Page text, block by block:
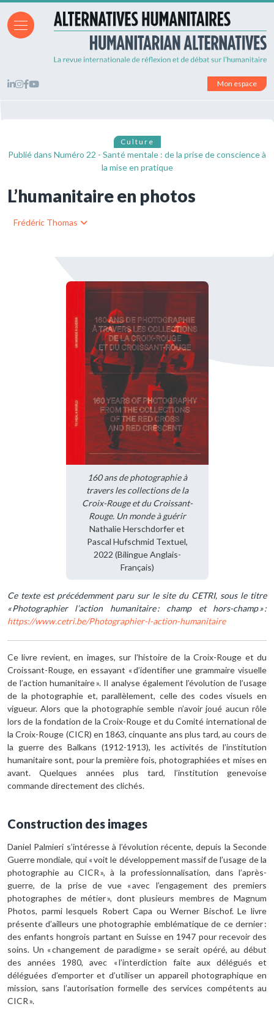
Mon espace
Culture
Publié dans Numéro 22 - Santé mentale : de la prise de conscience à
la mise en pratique
L’humanitaire en photos
Frédéric Thomas
160 ans de photographie à
travers les collections de la
Croix-Rouge et du Croissant-
Rouge. Un monde à guérir
Nathalie Herschdorfer et
Pascal Hufschmid Textuel,
2022 (Bilingue Anglais-
Français)
Ce texte est précédemment paru sur le site du CETRI, sous le titre
« Photographier l’action humanitaire : champ et hors-champ » :
https://www.cetri.be/Photographier-l-action-humanitaire
Ce livre revient, en images, sur l’histoire de la Croix-Rouge et du
Croissant-Rouge, en essayant « d’identifier une grammaire visuelle
de l’action humanitaire ». Il analyse également l’évolution de l’usage
de la photographie et, parallèlement, celle des codes visuels en
vigueur. Alors que la photographie semble n’avoir joué aucun rôle
lors de la fondation de la Croix-Rouge et du Comité international de
la Croix-Rouge (CICR) en 1863, cinquante ans plus tard, au cours de
la guerre des Balkans (1912-1913), les activités de l’institution
humanitaire sont, pour la première fois, photographiées et mises en
avant. Quelques années plus tard, l’institution genevoise
commande directement des clichés.
Construction des images
Daniel Palmieri s’intéresse à l’évolution récente, depuis la Seconde
Guerre mondiale, qui « voit le développement massif de l’usage de la
photographie au CICR », à la professionnalisation, dans l’après-
guerre, de la prise de vue « avec l’engagement des premiers
photographes de métier », dont plusieurs membres de Magnum
Photos, parmi lesquels Robert Capa ou Werner Bischof. Le livre
présente d’ailleurs une photographie emblématique de ce dernier :
des enfants hongrois partant en Suisse en 1947 pour recevoir des
soins. Un « changement de paradigme » se serait opéré, au début
des années 1980, avec « l’interdiction faite aux délégués et
déléguées d’emporter et d’utiliser un appareil photographique en
mission, sans l’autorisation formelle des services compétents au
CICR ».